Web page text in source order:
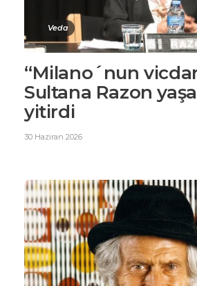
Veda
“Milano´nun
Sultana Razon
yitirdi
30 Haziran 2026